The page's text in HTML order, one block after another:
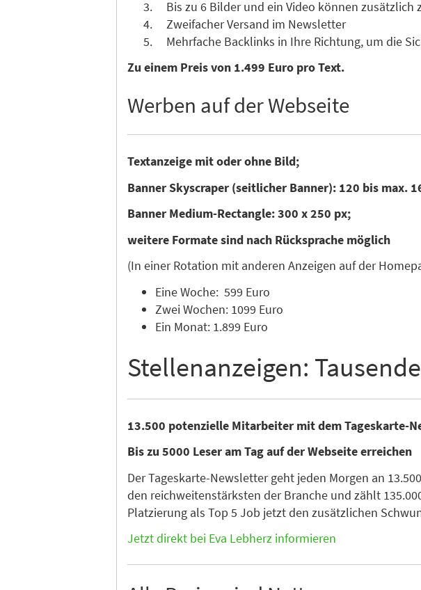
Bis zu 6 Bilder und ein Video können
Zweifacher Versand im Newsletter
Mehrfache Backlinks in Ihre Richtung, um die
Zu einem Preis von 1.499 Euro pro Text.
Werben auf der Webseite
Textanzeige mit oder ohne Bild;
Banner Skyscraper (seitlicher Banner): 120 bis max.
Banner Medium-Rectangle: 300 x 250 px;
weitere Formate sind nach Rücksprache möglich
(In einer Rotation mit anderen Anzeigen auf der
Eine Woche: 599 Euro
Zwei Wochen: 1099 Euro
Ein Monat: 1.899 Euro
Stellenanzeigen:
13.500 potenzielle Mitarbeiter mit dem Tageskarte-
Bis zu 5000 Leser am Tag auf der Webseite erreichen
Der Tageskarte-Newsletter geht jeden Morgen an
den reichweitenstärksten der Branche und zählt
Platzierung als Top 5 Job jetzt den zusätzlichen
Jetzt direkt bei Eva Lebherz informieren